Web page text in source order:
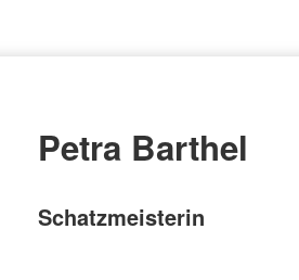
Petra Barthel
Schatzmeisterin